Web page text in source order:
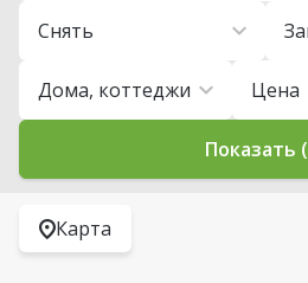
Снять
Дома, коттеджи Цена
Показать
Карта